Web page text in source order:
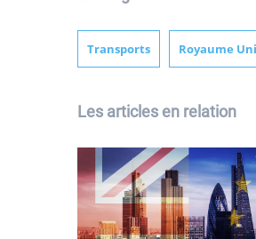
Transports Royaume Uni
Les articles en relation